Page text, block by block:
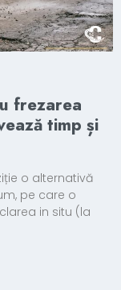
frezarea
timp și
o alternativă
pe care o
in situ (la